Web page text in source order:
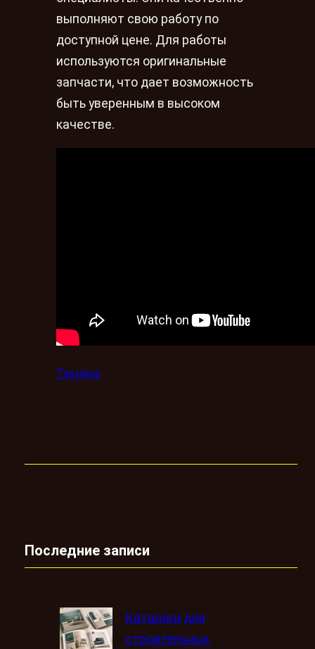
выполняют свою работу по
доступной цене. Для работы
используются оригинальные
запчасти, что дает возможность
быть уверенным в высоком
качестве.
Техника
Последние записи
Каталоги для
строительных,